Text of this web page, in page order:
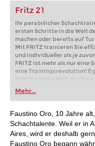
Fritz 21
Ihr persönlicher
ersten Schritte in die Welt
machen oder bereits auf
Mit FRITZ trainieren Sie
und individueller als je
FRITZ ist mehr als nur eine
eine Trainingsrevolution!
Schritte in die Welt des
oder bereits auf
FRITZ trainieren Sie
individueller als je zuvor.
Mehr...
Faustino Oro, 10 Jahre
Schachtalente. Weil er in
Aires, wird er deshalb
Faustino Oro begann